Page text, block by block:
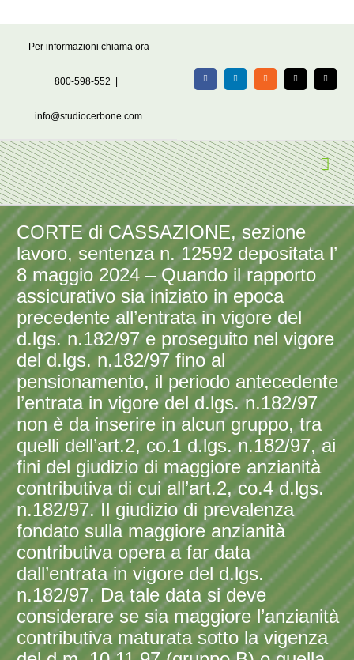
Per informazioni chiama ora
800-598-552
info@studiocerbone.com
FacebookLinkedIn Rss X Email
CORTE di CASSAZIONE, sezione
lavoro, sentenza n. 12592 depositata l’
8 maggio 2024 – Quando il rapporto
assicurativo sia iniziato in epoca
precedente all’entrata in vigore del
d.lgs. n.182/97 e proseguito nel vigore
del d.lgs. n.182/97 fino al
pensionamento, il periodo antecedente
l’entrata in vigore del d.lgs. n.182/97
non è da inserire in alcun gruppo, tra
quelli dell’art.2, co.1 d.lgs. n.182/97, ai
fini del giudizio di maggiore anzianità
contributiva di cui all’art.2, co.4 d.lgs.
n.182/97. Il giudizio di prevalenza
fondato sulla maggiore anzianità
contributiva opera a far data
dall’entrata in vigore del d.lgs.
n.182/97. Da tale data si deve
considerare se sia maggiore l’anzianità
contributiva maturata sotto la vigenza